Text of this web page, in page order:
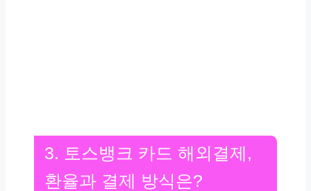
3. 토스뱅크 카드 해외결제,
환율과 결제 방식은?